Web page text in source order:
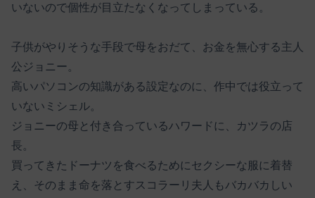
いないので個性が目立たなくなってしまっている。
子供がやりそうな手段で母をおだて、お金を無心する主人
公ジョニー。
高いパソコンの知識がある設定なのに、作中では役立って
いないミシェル。
ジョニーの母と付き合っているハワードに、カツラの店
長。
買ってきたドーナツを食べるためにセクシーな服に着替
え、そのまま命を落とすスコラーリ夫人もバカバカしい